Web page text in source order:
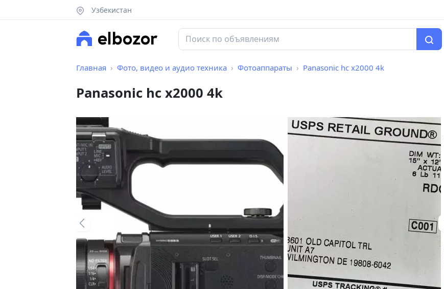
Узбекистан
Главная Фото, видео и аудио техника Фотоаппараты Panasonic hc x2000 4k
Panasonic hc x2000 4k